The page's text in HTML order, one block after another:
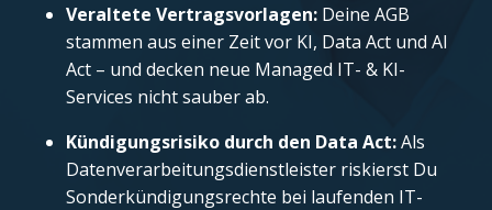
Veraltete Vertragsvorlagen: Deine AGB
stammen aus einer Zeit vor KI, Data Act und AI
Act – und decken neue Managed IT- & KI-
Services nicht sauber ab.
Kündigungsrisiko durch den Data Act:Als
Datenverarbeitungsdienstleister riskierst Du
Sonderkündigungsrechte bei laufenden IT-